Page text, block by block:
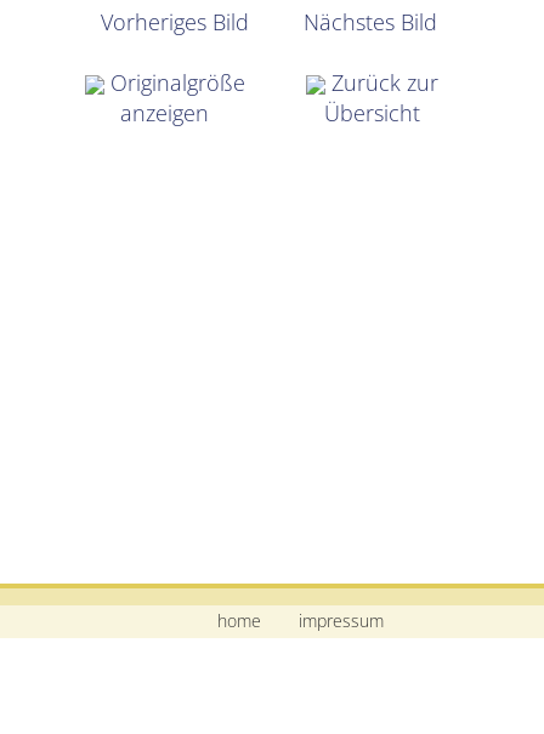
Vorheriges Bild
Nächstes Bild
Originalgröße
anzeigen
Zurück zur
Übersicht
home impressum